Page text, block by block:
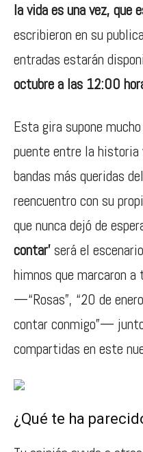
la vida es una vez, que
escribieron en su
entradas estarán
octubre a las 12:00
Esta gira supone
puente entre la historia
bandas más queridas
reencuentro con su
que nunca dejó de
contar’será el
himnos que marcaron a
—“Rosas”, “20 de
contar conmigo”—
compartidas en este
¿Qué te ha